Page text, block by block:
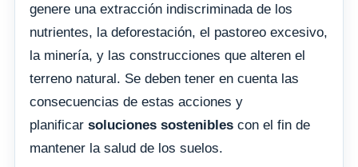
genere una extracción indiscriminada de los
nutrientes, la deforestación, el pastoreo excesivo,
la minería, y las construcciones que alteren el
terreno natural. Se deben tener en cuenta las
consecuencias de estas acciones y
planificar soluciones sostenibles con el fin de
mantener la salud de los suelos.